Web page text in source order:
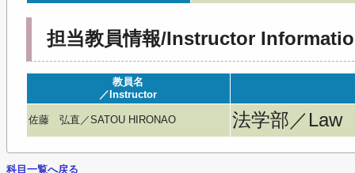
担当教員情報/Instructor
教員名
／Instructor
佐藤 弘直／SATOU HIRONAO 法学部／Law
科目一覧へ戻る